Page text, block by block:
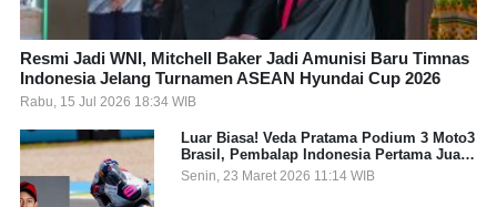
Resmi Jadi WNI, Mitchell Baker Jadi Amunisi Baru Timnas
Indonesia Jelang Turnamen ASEAN Hyundai Cup 2026
Rabu, 15 Jul 2026 18:34 WIB
Luar Biasa! Veda Pratama Podium 3 Moto3
Brasil, Pembalap Indonesia Pertama Juara
Grand Prix
Senin, 23 Maret 2026 11:14 WIB